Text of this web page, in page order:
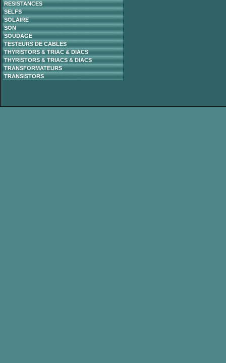
RESISTANCES
SELFS
SOLAIRE
SON
SOUDAGE
TESTEURS DE CABLES
THYRISTORS & TRIAC & DIACS
THYRISTORS & TRIACS & DIACS
TRANSFORMATEURS
TRANSISTORS